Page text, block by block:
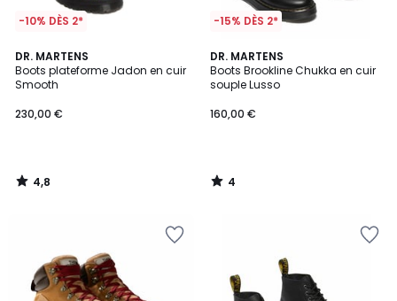
-10% DÈS 2*
DR. MARTENS
Boots plateforme Jadon en cuir
Smooth
230,00 €
4,8
/ 5
4,8
/
-15% DÈS 2*
DR. MARTENS
Boots Brookline Chukka en cuir
souple Lusso
160,00 €
4
/
5
4
/